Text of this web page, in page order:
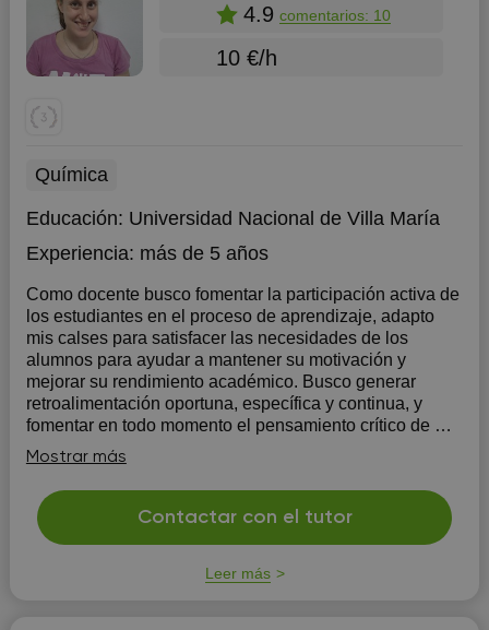
4.9 comentarios: 10
10 €/h
Química
Educación: Universidad Nacional de Villa María
Experiencia: más de 5 años
Como docente busco fomentar la participación activa de
los estudiantes en el proceso de aprendizaje, adapto
mis calses para satisfacer las necesidades de los
alumnos para ayudar a mantener su motivación y
mejorar su rendimiento académico. Busco generar
retroalimentación oportuna, específica y continua, y
fomentar en todo momento el pensamiento crítico de mis
alumnos.
Mostrar más
Contactar con el tutor
Leer más